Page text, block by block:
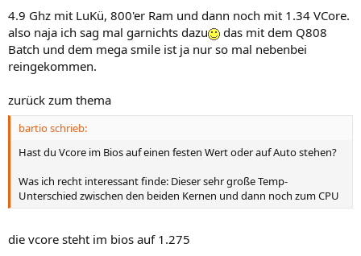
4.9 Ghz mit LuKü, 800'er Ram und dann noch mit 1.34 VCore.
also naja ich sag mal garnichts dazu
das mit dem Q808
Batch und dem mega smile ist ja nur so mal nebenbei
reingekommen.
zurück zum thema
bartio schrieb:
Hast du Vcore im Bios auf einen festen Wert oder auf Auto stehen?
Was ich recht interessant finde: Dieser sehr große Temp-
Unterschied zwischen den beiden Kernen und dann noch zum CPU
die vcore steht im bios auf 1.275